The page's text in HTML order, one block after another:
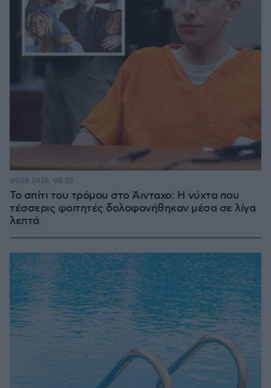
Το σπίτι του τρόμου στο Άινταχο: Η νύχτα που
τέσσερις φοιτητές δολοφονήθηκαν μέσα σε λίγα
λεπτά
09.08.2026, 08:33